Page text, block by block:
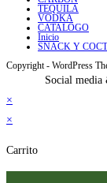
TEQUILA
VODKA
CATALOGO
Inicio
SNACK Y
Copyright - WordPress
Social media
×
×
Carrito